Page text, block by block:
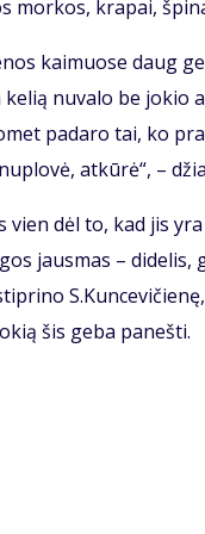
mor­kos, kra­pai,
kai­muo­se daug
nu­va­lo be jo­kio
pa­da­ro tai, ko
at­kū­rė“, –
vien dėl to, kad jis
jaus­mas –
šis ge­ba pa­neš­ti.